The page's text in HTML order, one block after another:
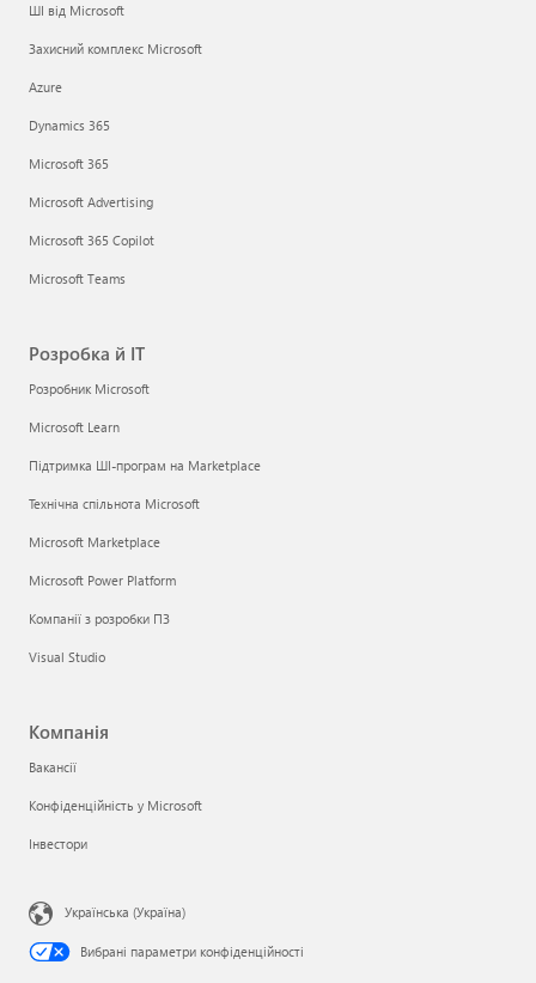
ШІ від Microsoft
Захисний комплекс Microsoft
Azure
Dynamics 365
Microsoft 365
Microsoft Advertising
Microsoft 365 Copilot
Microsoft Teams
Розробка й ІТ
Розробник Microsoft
Microsoft Learn
Підтримка ШІ-програм на Marketplace
Технічна спільнота Microsoft
Microsoft Marketplace
Microsoft Power Platform
Компанії з розробки ПЗ
Visual Studio
Компанія
Вакансії
Конфіденційність у Microsoft
Інвестори
Українська (Україна)
Вибрані параметри конфіденційності